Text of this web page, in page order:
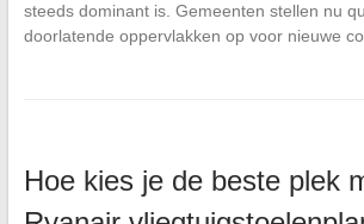
steeds dominant is. Gemeenten stellen nu
doorlatende oppervlakken op voor nieuwe
Hoe kies je de beste plek